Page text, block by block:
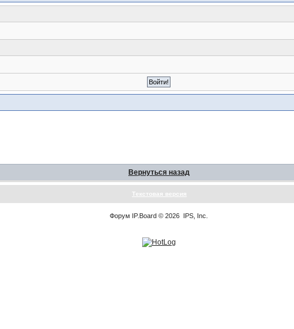
Вернуться назад
Текстовая версия
Форум IP.Board © 2026 IPS, Inc